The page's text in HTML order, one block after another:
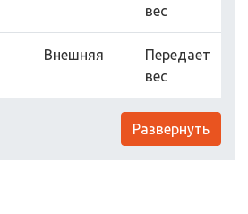
вес
Внешняя
Передает
вес
Развернуть